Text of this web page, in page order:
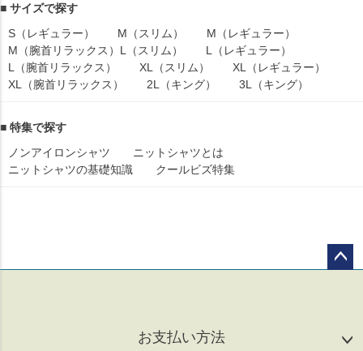
■ サイズで探す
S（レギュラー）
M（スリム）
M（レギュラー）
M（腕首リラックス） L（スリム）
L（レギュラー）
L（腕首リラックス）
XL（スリム）
XL（レギュラー）
XL（腕首リラックス）
2L（キング） 3L（キング）
■ 特集で探す
ノンアイロンシャツ
ニットシャツとは
ニットシャツの基礎知識
クールビズ特集
お支払い方法